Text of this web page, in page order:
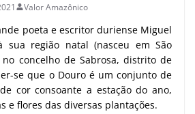
Valor Amazônico
poeta e escritor duriense Miguel
sua região natal (nasceu em São
concelho de Sabrosa, distrito de
se que o Douro é um conjunto de
cor consoante a estação do ano,
e flores das diversas plantações.